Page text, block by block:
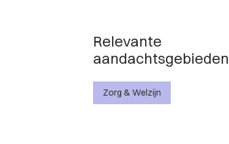
Relevante
aandachtsgebieden
Zorg & Welzijn